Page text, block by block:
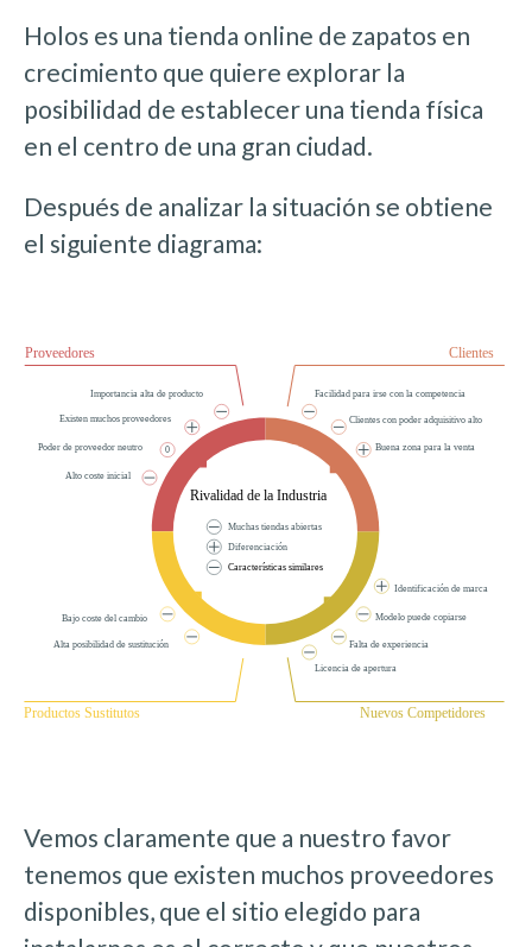
Holos es una tienda online de zapatos en
crecimiento que quiere explorar la
posibilidad de establecer una tienda física
en el centro de una gran ciudad.
Después de analizar la situación se obtiene
el siguiente diagrama:
Vemos claramente que a nuestro favor
tenemos que existen muchos proveedores
disponibles, que el sitio elegido para